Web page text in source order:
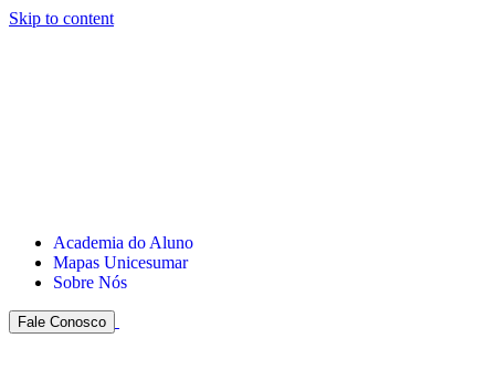
Skip to content
Academia do Aluno
Mapas Unicesumar
Sobre Nós
Fale Conosco